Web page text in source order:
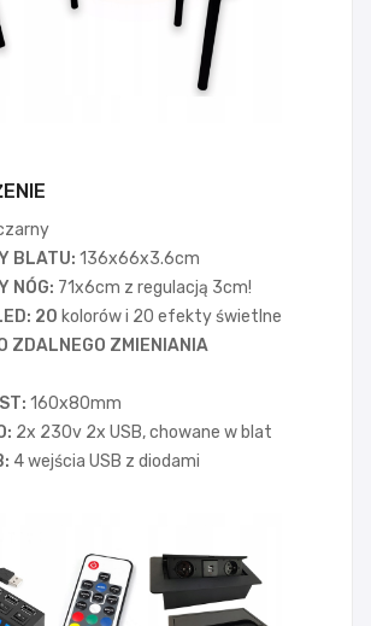
BLATU: 136x66x3.6cm
NÓG: 71x6cm z regulacją 3cm!
: 20 kolorów i 20 efekty świetlne
ZDALNEGO ZMIENIANIA
160x80mm
2x 230v 2x USB, chowane w blat
4 wejścia USB z diodami